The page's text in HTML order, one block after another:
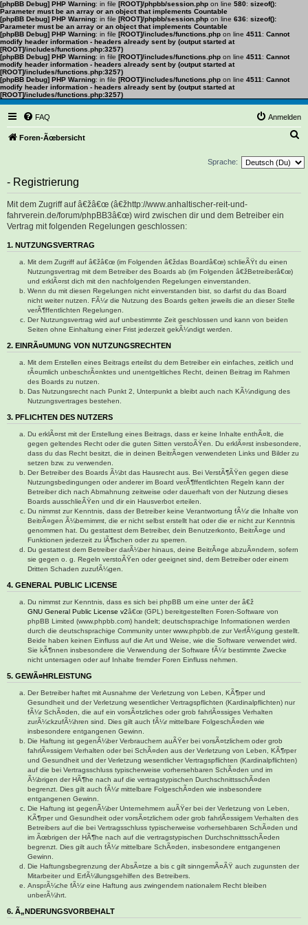
[phpBB Debug] PHP Warning: in file [ROOT]/phpbb/session.php on line 580: sizeof():
Parameter must be an array or an object that implements Countable
[phpBB Debug] PHP Warning: in file [ROOT]/phpbb/session.php on line 636: sizeof():
Parameter must be an array or an object that implements Countable
[phpBB Debug] PHP Warning: in file [ROOT]/includes/functions.php on line 4511 : Cannot
modify header information - headers already sent by (output started at
[ROOT]/includes/functions.php:3257)
[phpBB Debug] PHP Warning: in file [ROOT]/includes/functions.php on line 4511 : Cannot
modify header information - headers already sent by (output started at
[ROOT]/includes/functions.php:3257)
[phpBB Debug] PHP Warning: in file [ROOT]/includes/functions.php on line 4511 : Cannot
modify header information - headers already sent by (output started at
[ROOT]/includes/functions.php:3257)
FAQ Anmelden
Foren-Ãœbersicht
c
Sprache:
- Registrierung
Mit dem Zugriff auf â€žâ€œ (â€žhttp://www.anhaltischer-reit-und-
fahrverein.de/forum/phpBB3â€œ) wird zwischen dir und dem Betreiber ein
Vertrag mit folgenden Regelungen geschlossen:
1. NUTZUNGSVERTRAG
Mit dem Zugriff auf â€žâ€œ (im Folgenden â€ždas Boardâ€œ) schlieÃŸt du einen
Nutzungsvertrag mit dem Betreiber des Boards ab (im Folgenden â€žBetreiberâ€œ)
und erklÃ¤rst dich mit den nachfolgenden Regelungen einverstanden.
Wenn du mit diesen Regelungen nicht einverstanden bist, so darfst du das Board
nicht weiter nutzen. FÃ¼r die Nutzung des Boards gelten jeweils die an dieser Stelle
verÃ¶ffentlichten Regelungen.
Der Nutzungsvertrag wird auf unbestimmte Zeit geschlossen und kann von beiden
Seiten ohne Einhaltung einer Frist jederzeit gekÃ¼ndigt werden.
2. EINRÃ¤UMUNG VON NUTZUNGSRECHTEN
Mit dem Erstellen eines Beitrags erteilst du dem Betreiber ein einfaches, zeitlich und
rÃ¤umlich unbeschrÃ¤nktes und unentgeltliches Recht, deinen Beitrag im Rahmen
des Boards zu nutzen.
Das Nutzungsrecht nach Punkt 2, Unterpunkt a bleibt auch nach KÃ¼ndigung des
Nutzungsvertrages bestehen.
3. PFLICHTEN DES NUTZERS
Du erklÃ¤rst mit der Erstellung eines Beitrags, dass er keine Inhalte enthÃ¤lt, die
gegen geltendes Recht oder die guten Sitten verstoÃŸen. Du erklÃ¤rst insbesondere,
dass du das Recht besitzt, die in deinen BeitrÃ¤gen verwendeten Links und Bilder zu
setzen bzw. zu verwenden.
Der Betreiber des Boards Ã¼bt das Hausrecht aus. Bei VerstÃ¶ÃŸen gegen diese
Nutzungsbedingungen oder anderer im Board verÃ¶ffentlichten Regeln kann der
Betreiber dich nach Abmahnung zeitweise oder dauerhaft von der Nutzung dieses
Boards ausschlieÃŸen und dir ein Hausverbot erteilen.
Du nimmst zur Kenntnis, dass der Betreiber keine Verantwortung fÃ¼r die Inhalte von
BeitrÃ¤gen Ã¼bernimmt, die er nicht selbst erstellt hat oder die er nicht zur Kenntnis
genommen hat. Du gestattest dem Betreiber, dein Benutzerkonto, BeitrÃ¤ge und
Funktionen jederzeit zu lÃ¶schen oder zu sperren.
Du gestattest dem Betreiber darÃ¼ber hinaus, deine BeitrÃ¤ge abzuÃ¤ndern, sofern
sie gegen o. g. Regeln verstoÃŸen oder geeignet sind, dem Betreiber oder einem
Dritten Schaden zuzufÃ¼gen.
4. GENERAL PUBLIC LICENSE
Du nimmst zur Kenntnis, dass es sich bei phpBB um eine unter der â€ž
GNU General Public License v2â€œ (GPL) bereitgestellten Foren-Software von
phpBB Limited (www.phpbb.com) handelt; deutschsprachige Informationen werden
durch die deutschsprachige Community unter www.phpbb.de zur VerfÃ¼gung gestellt.
Beide haben keinen Einfluss auf die Art und Weise, wie die Software verwendet wird.
Sie kÃ¶nnen insbesondere die Verwendung der Software fÃ¼r bestimmte Zwecke
nicht untersagen oder auf Inhalte fremder Foren Einfluss nehmen.
5. GEWÃ¤HRLEISTUNG
Der Betreiber haftet mit Ausnahme der Verletzung von Leben, KÃ¶rper und
Gesundheit und der Verletzung wesentlicher Vertragspflichten (Kardinalpflichten) nur
fÃ¼r SchÃ¤den, die auf ein vorsÃ¤tzliches oder grob fahrlÃ¤ssiges Verhalten
zurÃ¼ckzufÃ¼hren sind. Dies gilt auch fÃ¼r mittelbare FolgeschÃ¤den wie
insbesondere entgangenen Gewinn.
Die Haftung ist gegenÃ¼ber Verbrauchern auÃŸer bei vorsÃ¤tzlichem oder grob
fahrlÃ¤ssigem Verhalten oder bei SchÃ¤den aus der Verletzung von Leben, KÃ¶rper
und Gesundheit und der Verletzung wesentlicher Vertragspflichten (Kardinalpflichten)
auf die bei Vertragsschluss typischerweise vorhersehbaren SchÃ¤den und im
Ã¼brigen der HÃ¶he nach auf die vertragstypischen DurchschnittsschÃ¤den
begrenzt. Dies gilt auch fÃ¼r mittelbare FolgeschÃ¤den wie insbesondere
entgangenen Gewinn.
Die Haftung ist gegenÃ¼ber Unternehmern auÃŸer bei der Verletzung von Leben,
KÃ¶rper und Gesundheit oder vorsÃ¤tzlichem oder grob fahrlÃ¤ssigem Verhalten des
Betreibers auf die bei Vertragsschluss typischerweise vorhersehbaren SchÃ¤den und
im Ãœbrigen der HÃ¶he nach auf die vertragstypischen DurchschnittsschÃ¤den
begrenzt. Dies gilt auch fÃ¼r mittelbare SchÃ¤den, insbesondere entgangenen
Gewinn.
Die Haftungsbegrenzung der AbsÃ¤tze a bis c gilt sinngemÃ¤ÃŸ auch zugunsten der
Mitarbeiter und ErfÃ¼llungsgehilfen des Betreibers.
AnsprÃ¼che fÃ¼r eine Haftung aus zwingendem nationalem Recht bleiben
unberÃ¼hrt.
6. Ã„NDERUNGSVORBEHALT